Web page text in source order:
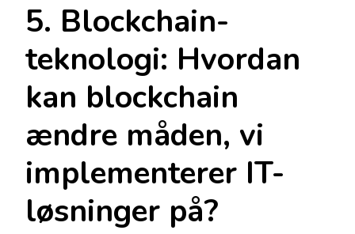
5. Blockchain-
teknologi: Hvordan
kan blockchain
ændre måden, vi
implementerer IT-
løsninger på?